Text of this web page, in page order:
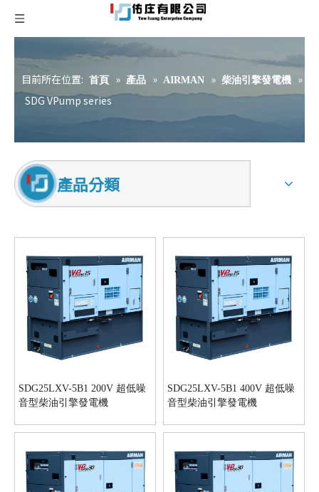
目前所在位置: 首頁 » 產品 » AIRMAN » 柴油引擎發電機
»
SDG VPump series
產品分類
SDG25LXV-5B1 200V 超低噪
音型柴油引擎發電機
SDG25LXV-5B1 400V 超低噪
音型柴油引擎發電機